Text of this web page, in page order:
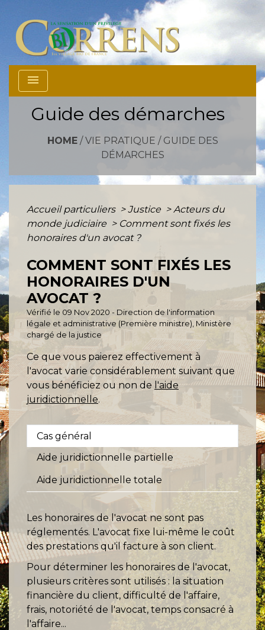
menu
Guide des démarches
HOME/ VIE PRATIQUE / GUIDE DES
DÉMARCHES
Accueil particuliers > Justice > Acteurs du
monde judiciaire > Comment sont fixés les
honoraires d'un avocat ?
COMMENT SONT FIXÉS LES
HONORAIRES D'UN
AVOCAT ?
Vérifié le 09 Nov 2020 - Direction de l'information
légale et administrative (Première ministre), Ministère
chargé de la justice
Ce que vous paierez effectivement à
l'avocat varie considérablement suivant que
vous bénéficiez ou non de l'aide
juridictionnelle.
Cas général
Aide juridictionnelle partielle
Aide juridictionnelle totale
Les honoraires de l'avocat ne sont pas
réglementés. L'avocat fixe lui-même le coût
des prestations qu'il facture à son client.
Pour déterminer les honoraires de l'avocat,
plusieurs critères sont utilisés : la situation
financière du client, difficulté de l'affaire,
frais, notoriété de l'avocat, temps consacré à
l'affaire...